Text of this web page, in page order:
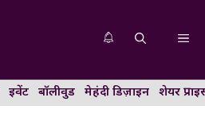
इवेंट बॉलीवुड मेहंदी डिज़ाइन शेयर